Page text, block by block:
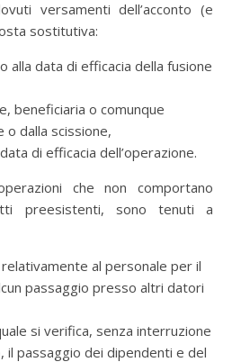
versamenti dell’acconto (e
sostitutiva:
alla data di efficacia della fusione
beneficiaria o comunque
o dalla scissione,
di efficacia dell’operazione.
che non comportano
preesistenti, sono tenuti a
al personale per il
passaggio presso altri datori
si verifica, senza interruzione
passaggio dei dipendenti e del